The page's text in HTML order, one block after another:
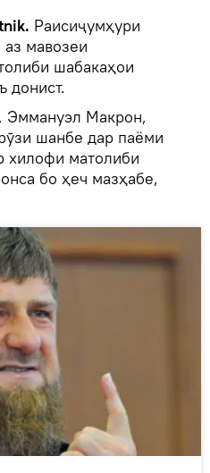
Раисиҷумҳури
мавозеи
шабакаҳои
донист.
Эммануэл Макрон,
шанбе дар паёми
хилофи матолиби
бо ҳеч мазҳабе,